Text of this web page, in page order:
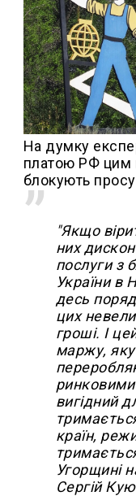
На думку
платою РФ цим
блокують
"Якщо
них
послуги з
України в
десь
цих
гроші. І
маржу,
вигідний
країн,
Угорщині
Сергій